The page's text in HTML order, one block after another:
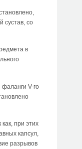
сустав, со
в
V-го
при этих
капсул,
разрывов